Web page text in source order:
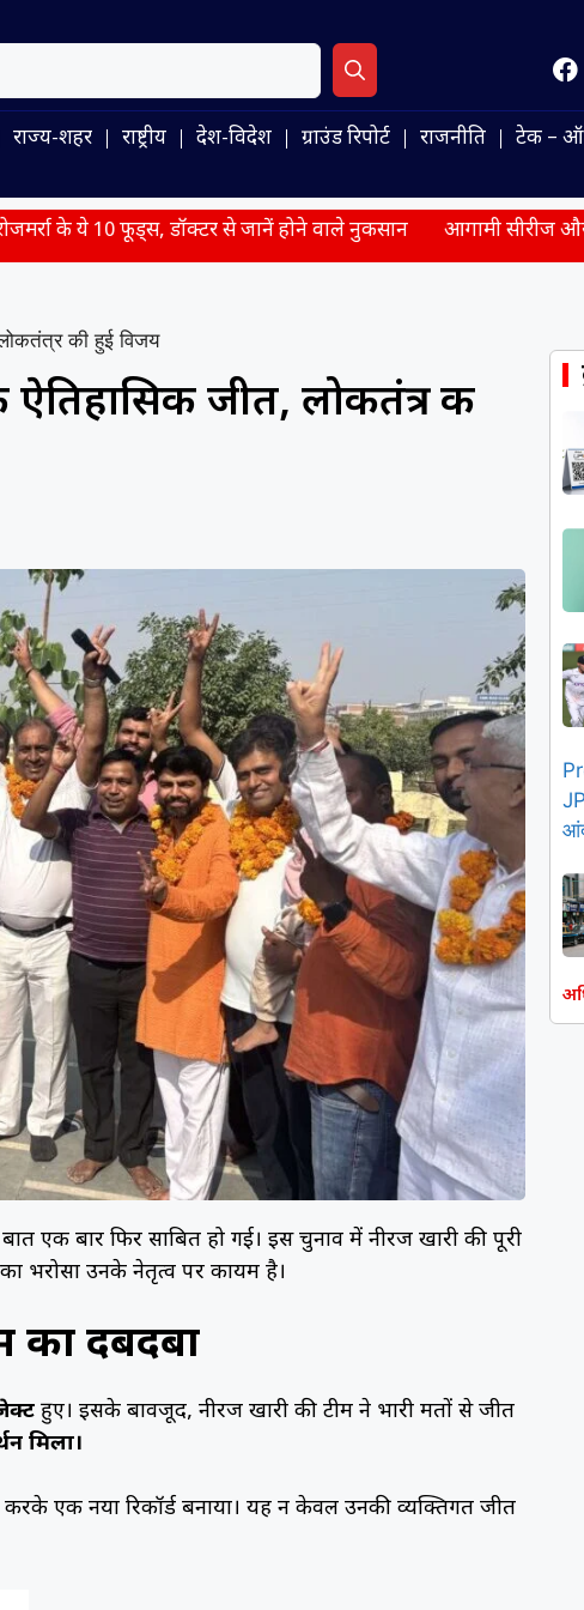
राज्य-शहर राष्ट्रीय देश-विदेश ग्राउंड रिपोर्ट राजनीति टेक –
डॉक्टर से जानें होने वाले नुकसान आगामी सीरीज और WTC के लिए
की हुई विजय
ऐतिहासिक जीत, लोकतंत्र की
एक बार फिर साबित हो गई। इस चुनाव में नीरज खारी की पूरी
भरोसा उनके नेतृत्व पर कायम है।
का दबदबा
हुए। इसके बावजूद, नीरज खारी की टीम ने भारी मतों से जीत
मिला।
करके एक नया रिकॉर्ड बनाया। यह न केवल उनकी व्यक्तिगत जीत